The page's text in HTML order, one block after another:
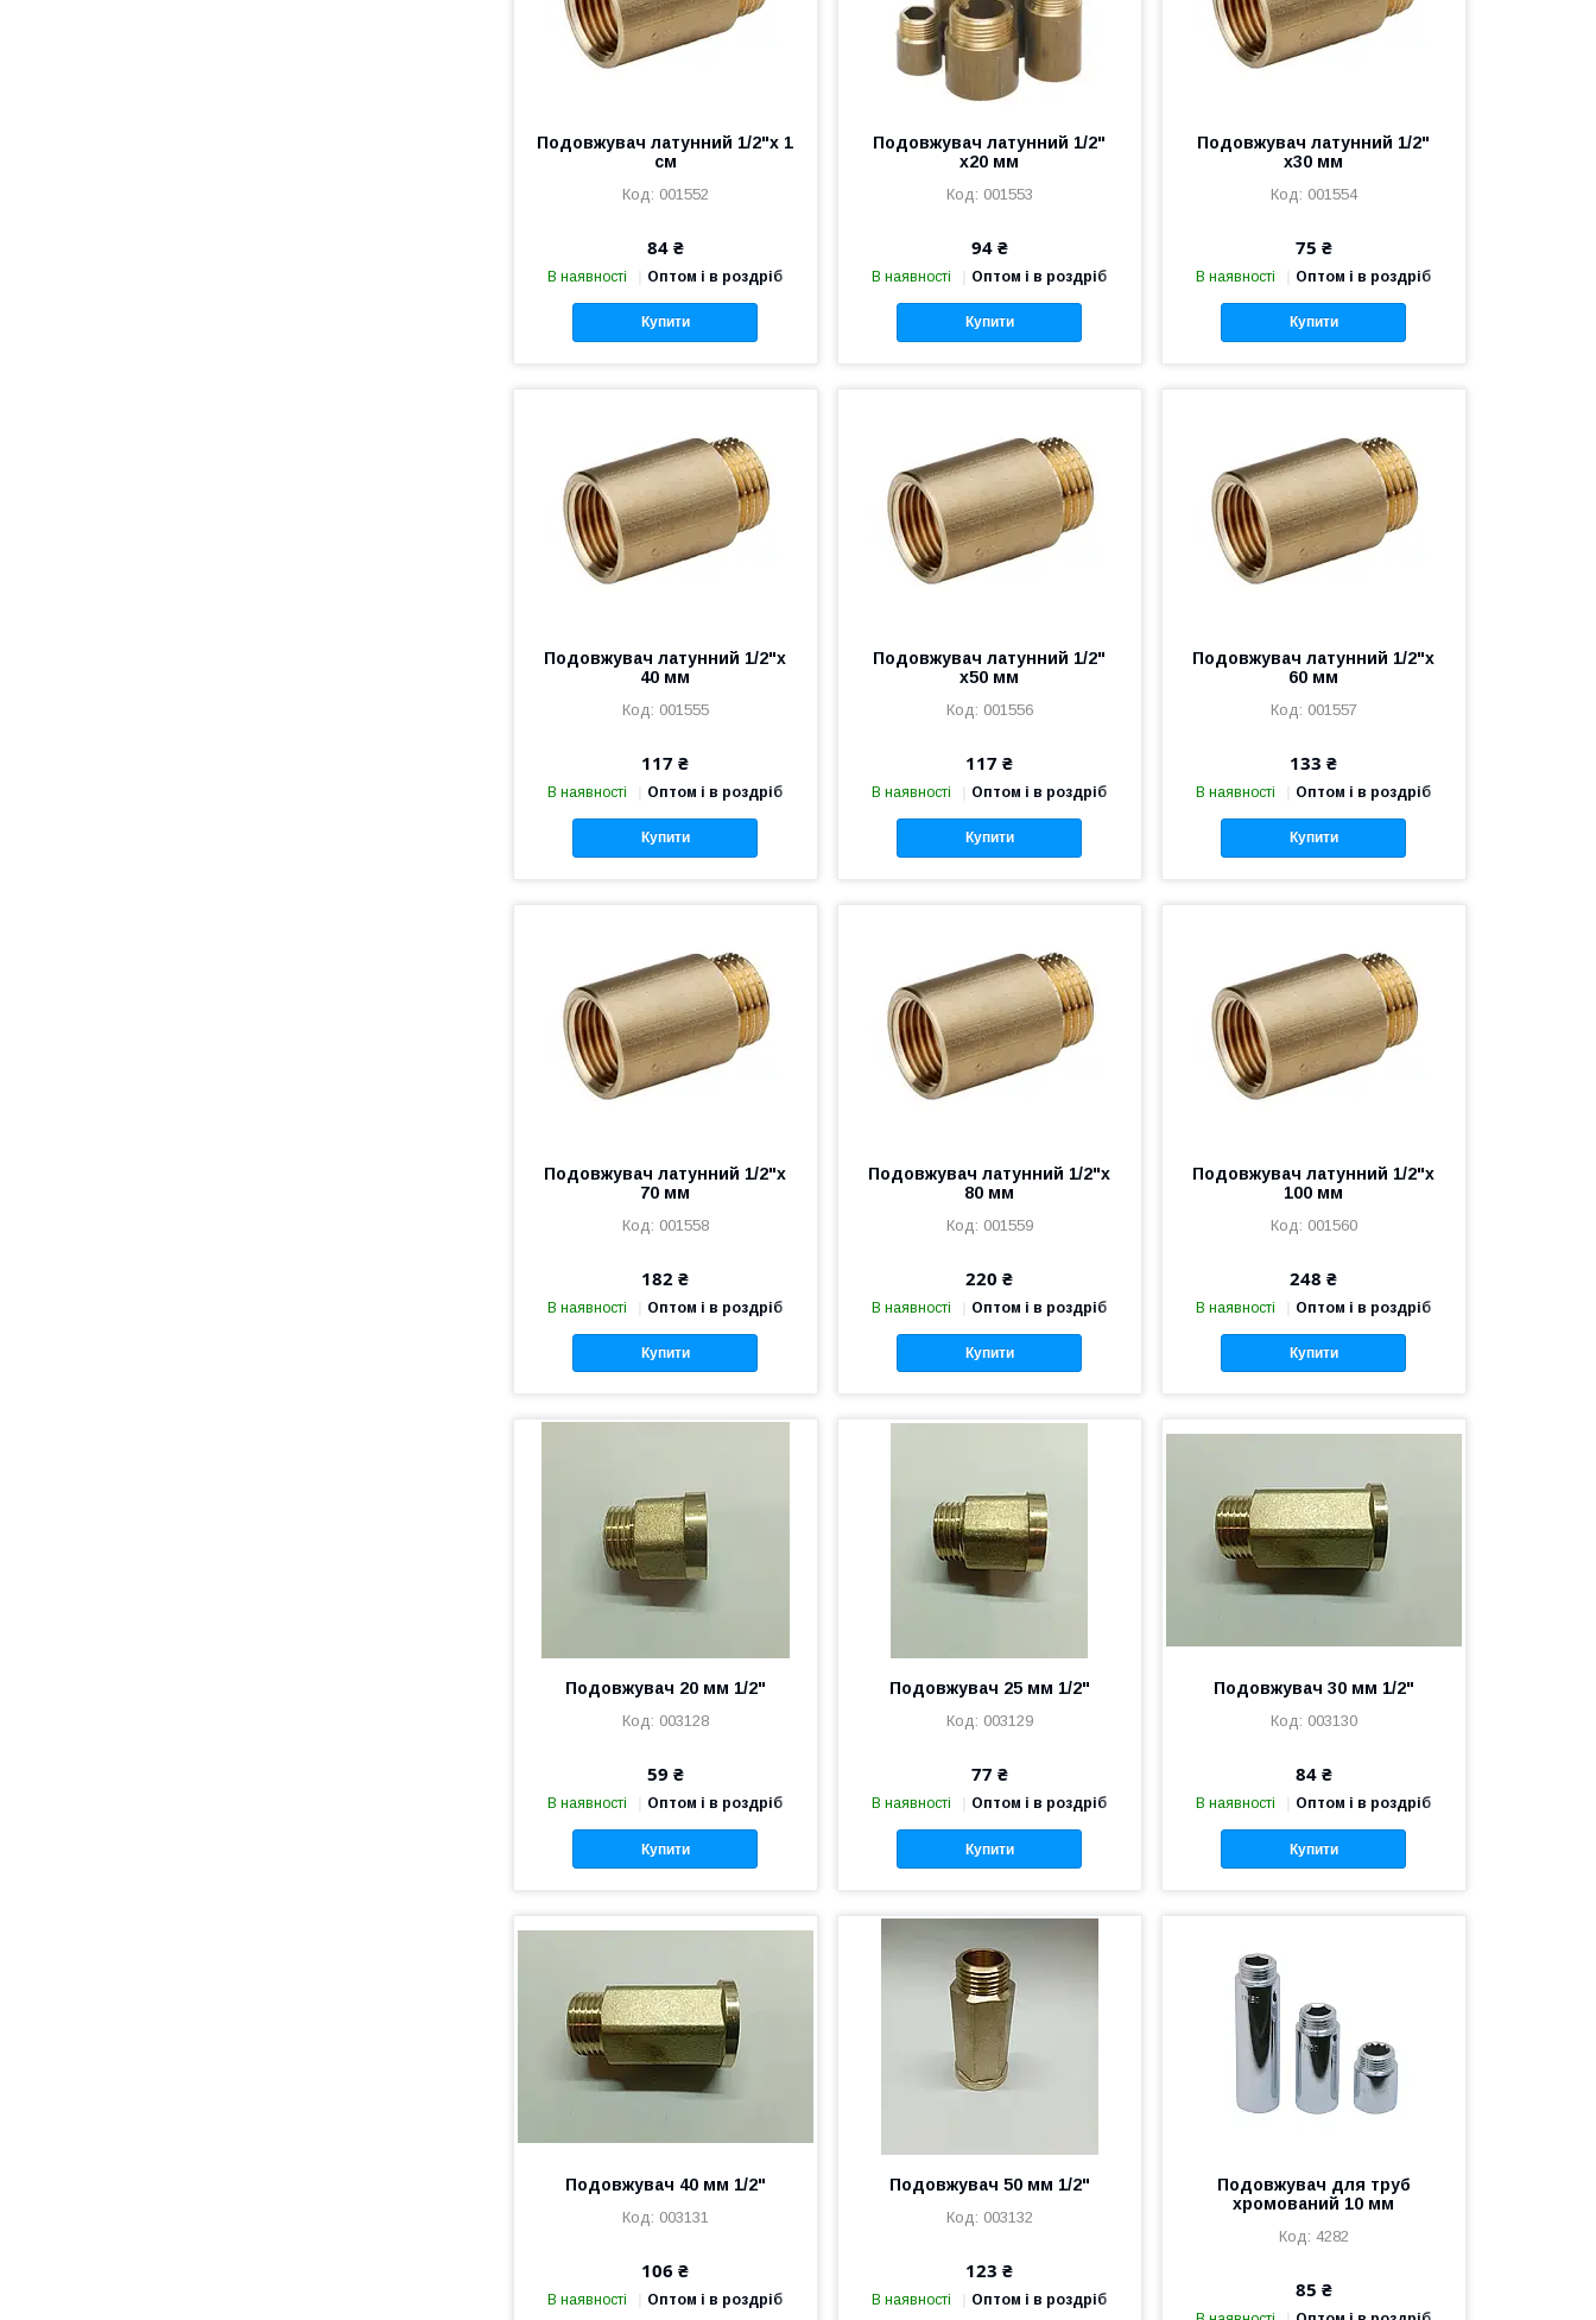
Подовжувач латунний 1/2"х 1
см
001552
84 ₴
В наявності Оптом і в роздріб
Купити
Подовжувач латунний 1/2"
х20 мм
001553
94 ₴
В наявності Оптом і в роздріб
Купити
Подовжувач латунний 1/2"
х30 мм
001554
75 ₴
В наявності Оптом і в роздріб
Купити
Подовжувач латунний 1/2"х
40 мм
001555
117 ₴
В наявності Оптом і в роздріб
Купити
Подовжувач латунний 1/2"
х50 мм
001556
117 ₴
В наявності Оптом і в роздріб
Купити
Подовжувач латунний 1/2"х
60 мм
001557
133 ₴
В наявності Оптом і в роздріб
Купити
Подовжувач латунний 1/2"х
70 мм
001558
182 ₴
В наявності Оптом і в роздріб
Купити
Подовжувач латунний 1/2"х
80 мм
001559
220 ₴
В наявності Оптом і в роздріб
Купити
Подовжувач латунний 1/2"х
100 мм
001560
248 ₴
В наявності Оптом і в роздріб
Купити
Подовжувач 20 мм 1/2"
003128
59 ₴
В наявності Оптом і в роздріб
Купити
Подовжувач 25 мм 1/2"
003129
77 ₴
В наявності Оптом і в роздріб
Купити
Подовжувач 30 мм 1/2"
003130
84 ₴
В наявності Оптом і в роздріб
Купити
Подовжувач 40 мм 1/2"
003131
106 ₴
В наявності Оптом і в роздріб
Подовжувач 50 мм 1/2"
003132
123 ₴
В наявності Оптом і в роздріб
Подовжувач для труб
хромований 10 мм
4282
85 ₴